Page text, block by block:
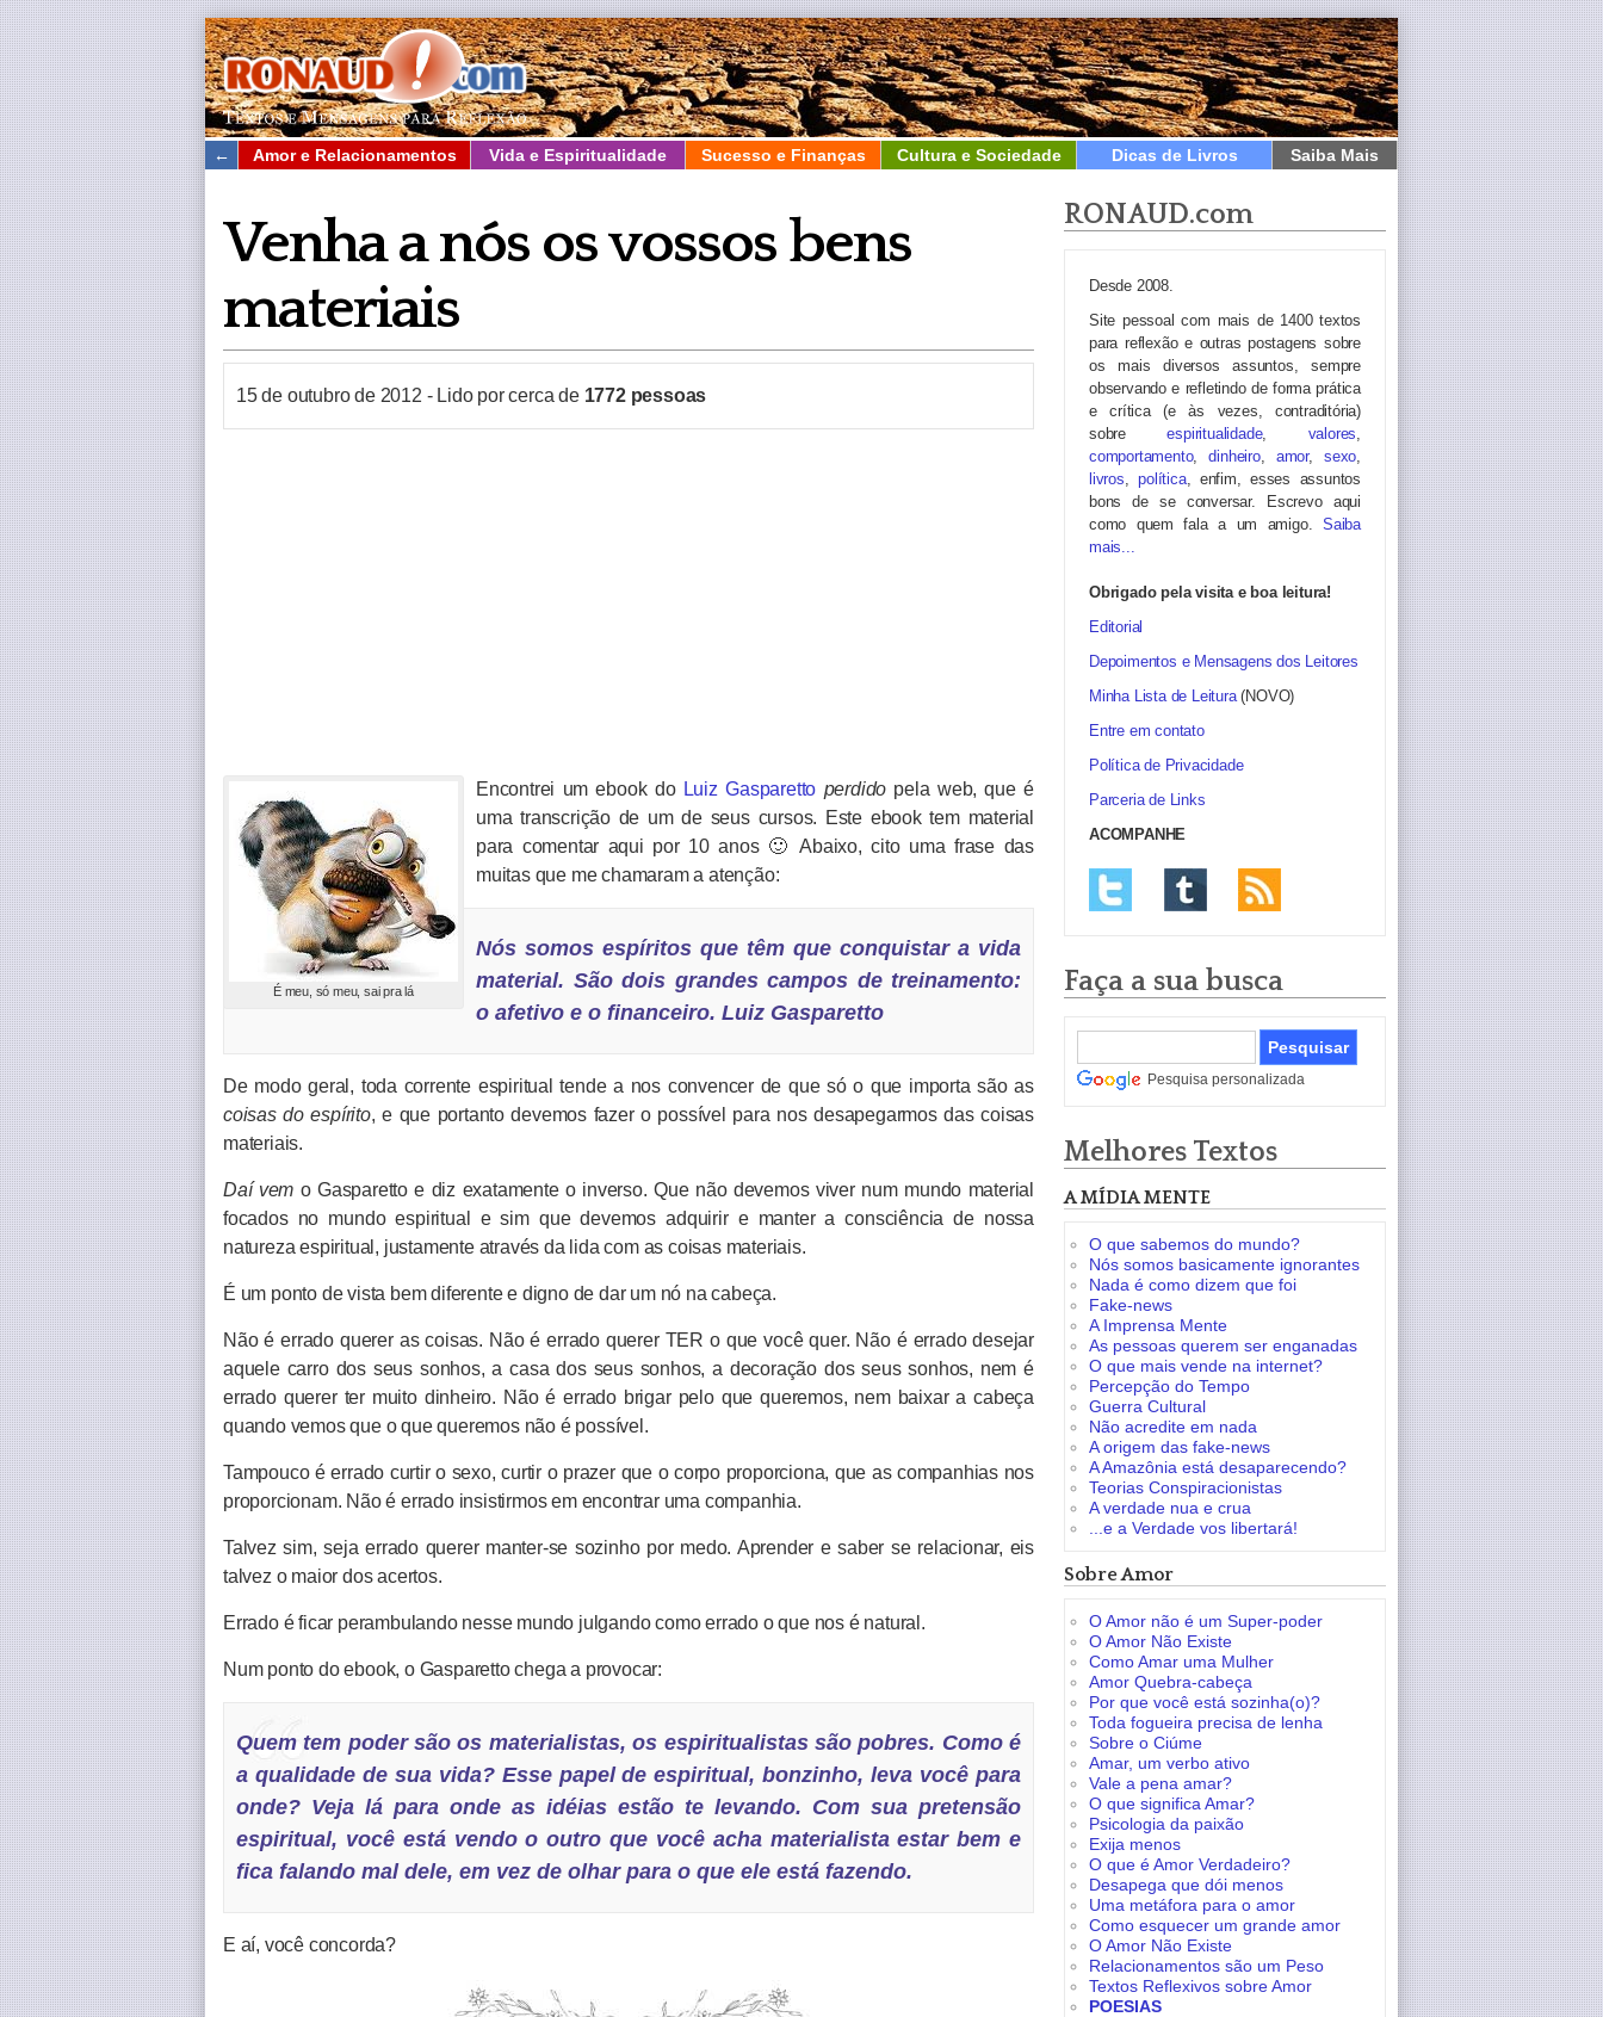
← Amor e Relacionamentos Vida e Espiritualidade Sucesso e Finanças Cultura e Sociedade Dicas de Livros Saiba Mais
Venha a nós os vossos bens
materiais
15 de outubro de 2012 - Lido por cerca de 1772pessoas
É meu, só meu, sai pra lá
Encontrei um ebook do Luiz Gasparetto perdido pela web, que é
uma transcrição de um de seus cursos. Este ebook tem material
para comentar aqui por 10 anos 🙂 Abaixo, cito uma frase das
muitas que me chamaram a atenção:
Nós somos espíritos que têm que conquistar a vida
material. São dois grandes campos de treinamento:
o afetivo e o financeiro. Luiz Gasparetto
De modo geral, toda corrente espiritual tende a nos convencer de que só o que importa são as
coisas do espírito, e que portanto devemos fazer o possível para nos desapegarmos das coisas
materiais.
Daí vem o Gasparetto e diz exatamente o inverso. Que não devemos viver num mundo material
focados no mundo espiritual e sim que devemos adquirir e manter a consciência de nossa
natureza espiritual, justamente através da lida com as coisas materiais.
É um ponto de vista bem diferente e digno de dar um nó na cabeça.
Não é errado querer as coisas. Não é errado querer TER o que você quer. Não é errado desejar
aquele carro dos seus sonhos, a casa dos seus sonhos, a decoração dos seus sonhos, nem é
errado querer ter muito dinheiro. Não é errado brigar pelo que queremos, nem baixar a cabeça
quando vemos que o que queremos não é possível.
Tampouco é errado curtir o sexo, curtir o prazer que o corpo proporciona, que as companhias nos
proporcionam. Não é errado insistirmos em encontrar uma companhia.
Talvez sim, seja errado querer manter-se sozinho por medo. Aprender e saber se relacionar, eis
talvez o maior dos acertos.
Errado é ficar perambulando nesse mundo julgando como errado o que nos é natural.
Num ponto do ebook, o Gasparetto chega a provocar:
Quem tem poder são os materialistas, os espiritualistas são pobres. Como é
a qualidade de sua vida? Esse papel de espiritual,bonzinho, leva você para
onde? Veja lá para onde as idéias estão te levando. Com sua pretensão
espiritual, você está vendo o outro que você acha materialista estar bem e
fica falando mal dele, em vez de olhar para o que ele está fazendo.
E aí, você concorda?
RONAUD.com
Desde 2008.
Site pessoal com mais de 1400 textos
para reflexão e outras postagens sobre
os mais diversos assuntos, sempre
observando e refletindo de forma prática
e crítica (e às vezes, contraditória)
sobreespiritualidade, valores,
comportamento,dinheiro, amor, sexo,
livros,política, enfim, esses assuntos
bons de se conversar. Escrevo aqui
como quem fala a um amigo. Saiba
mais...
Obrigado pela visita e boa leitura!
Editorial
Depoimentos e Mensagens dos Leitores
Minha Lista de Leitura(NOVO)
Entre em contato
Política de Privacidade
Parceria de Links
ACOMPANHE
Faça a sua busca
Pesquisa personalizada
Melhores Textos
A MÍDIA MENTE
O que sabemos do mundo?
Nós somos basicamente ignorantes
Nada é como dizem que foi
Fake-news
A Imprensa Mente
As pessoas querem ser enganadas
O que mais vende na internet?
Percepção do Tempo
Guerra Cultural
Não acredite em nada
A origem das fake-news
A Amazônia está desaparecendo?
Teorias Conspiracionistas
A verdade nua e crua
...e a Verdade vos libertará!
Sobre Amor
O Amor não é um Super-poder
O Amor Não Existe
Como Amar uma Mulher
Amor Quebra-cabeça
Por que você está sozinha(o)?
Toda fogueira precisa de lenha
Sobre o Ciúme
Amar, um verbo ativo
Vale a pena amar?
O que significa Amar?
Psicologia da paixão
Exija menos
O que é Amor Verdadeiro?
Desapega que dói menos
Uma metáfora para o amor
Como esquecer um grande amor
O Amor Não Existe
Relacionamentos são um Peso
Textos Reflexivos sobre Amor
POESIAS